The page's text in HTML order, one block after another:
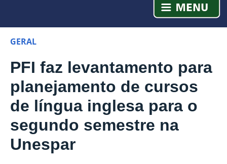
GERAL
PFI faz levantamento para
planejamento de cursos
de língua inglesa para o
segundo semestre na
Unespar